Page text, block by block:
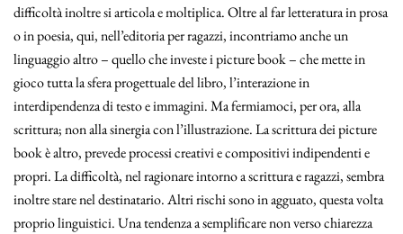
difficoltà inoltre si articola e moltiplica. Oltre al far letteratura in prosa
o in poesia, qui, nell’editoria per ragazzi, incontriamo anche un
linguaggio altro – quello che investe i picture book – che mette in
gioco tutta la sfera progettuale del libro, l’interazione in
interdipendenza di testo e immagini. Ma fermiamoci, per ora, alla
scrittura; non alla sinergia con l’illustrazione. La scrittura dei picture
book è altro, prevede processi creativi e compositivi indipendenti e
propri. La difficoltà, nel ragionare intorno a scrittura e ragazzi, sembra
inoltre stare nel destinatario. Altri rischi sono in agguato, questa volta
proprio linguistici. Una tendenza a semplificare non verso chiarezza